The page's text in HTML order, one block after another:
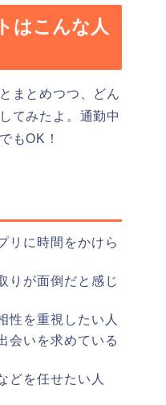
はこんな人
まとめつつ、どん
てみたよ。通勤中
もOK！
リに時間をかけら
りが面倒だと感じ
性を重視したい人
会いを求めている
どを任せたい人